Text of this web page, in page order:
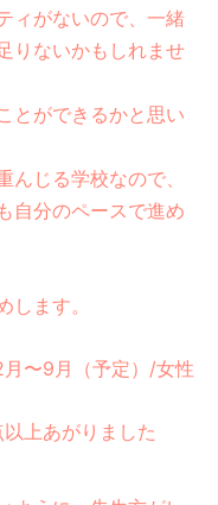
ィがないので、一緒
りないかもしれませ
とができるかと思い
じる学校なので、
自分のペースで進め
します。
〜9月（予定）/女性
上あがりました